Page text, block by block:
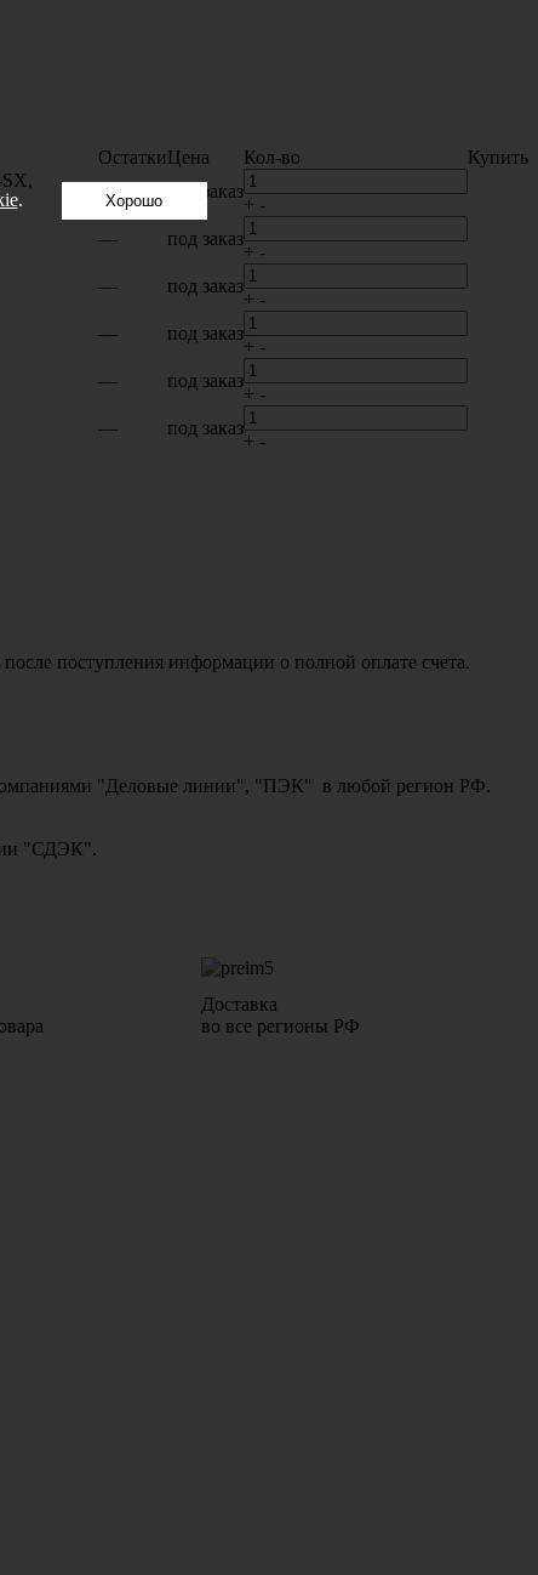
ОстаткиЦена Кол-во
Купить
— под заказ
+ -
— под заказ
+ -
— под заказ
+ -
— под заказ
+ -
— под заказ
+ -
— под заказ
+ -
поступления информации о полной оплате счета.
компаниями "Деловые линии", "ПЭК" в любой регион РФ.
"СДЭК".
Доставка
во все регионы РФ
. Хорошо